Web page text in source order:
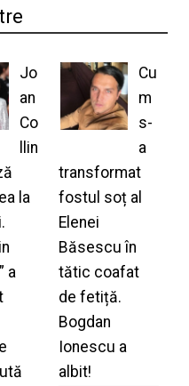
Jo
an
Co
llin
la
a
Cu
m
s-
a
transformat
fostul soț al
Elenei
Băsescu în
tătic coafat
de fetiță.
Bogdan
Ionescu a
albit!